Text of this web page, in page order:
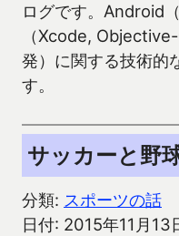
ログです。Android
（Xcode,
発）に関する技術的
す。
サッカーと野
分類: スポーツの話
日付: 2015年11月13